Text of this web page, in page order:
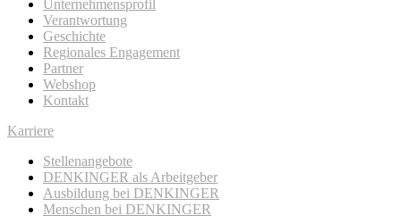
Unternehmensprofil
Verantwortung
Geschichte
Regionales Engagement
Partner
Webshop
Kontakt
Karriere
Stellenangebote
DENKINGER als Arbeitgeber
Ausbildung bei DENKINGER
Menschen bei DENKINGER